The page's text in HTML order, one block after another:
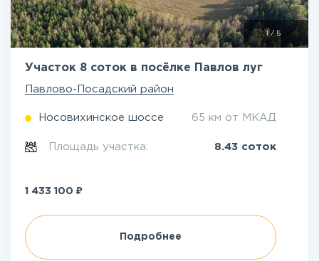
1/5
Участок 8 соток в посёлке Павлов луг
Павлово-Посадский район
Носовихинское шоссе 65 км от МКАД
Площадь участка: 8.43 соток
1 433 100 ₽
Подробнее